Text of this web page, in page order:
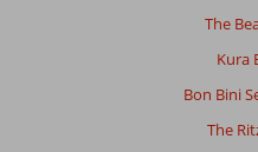
The
Kura
Bon Bini
The